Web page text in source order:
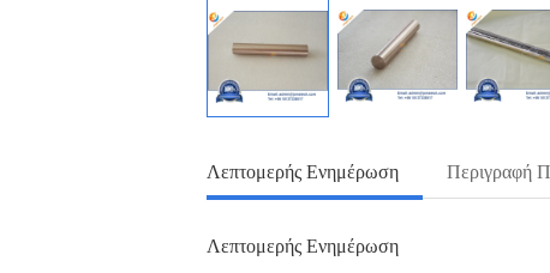
Λεπτομερής Ενημέρωση Περιγραφή
Λεπτομερής Ενημέρωση